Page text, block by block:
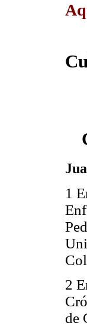
1
2
de